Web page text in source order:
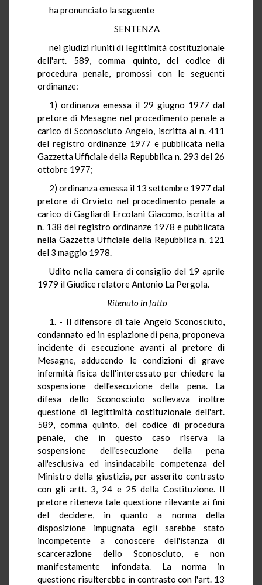
ha pronunciato la seguente
SENTENZA
nei giudizi riuniti di legittimità costituzionale
dell'art. 589, comma quinto, del codice di
procedura penale, promossi con le seguenti
ordinanze:
1) ordinanza emessa il 29 giugno 1977 dal
pretore di Mesagne nel procedimento penale a
carico di Sconosciuto Angelo, iscritta al n. 411
del registro ordinanze 1977 e pubblicata nella
Gazzetta Ufficiale della Repubblica n. 293 del 26
ottobre 1977;
2) ordinanza emessa il 13 settembre 1977 dal
pretore di Orvieto nel procedimento penale a
carico di Gagliardi Ercolani Giacomo, iscritta al
n. 138 del registro ordinanze 1978 e pubblicata
nella Gazzetta Ufficiale della Repubblica n. 121
del 3 maggio 1978.
Udito nella camera di consiglio del 19 aprile
1979 il Giudice relatore Antonio La Pergola.
Ritenuto in fatto
1. - Il difensore di tale Angelo Sconosciuto,
condannato ed in espiazione di pena, proponeva
incidente di esecuzione avanti al pretore di
Mesagne, adducendo le condizioni di grave
infermità fisica dell'interessato per chiedere la
sospensione dell'esecuzione della pena. La
difesa dello Sconosciuto sollevava inoltre
questione di legittimità costituzionale dell'art.
589, comma quinto, del codice di procedura
penale, che in questo caso riserva la
sospensione dell'esecuzione della pena
all'esclusiva ed insindacabile competenza del
Ministro della giustizia, per asserito contrasto
con gli artt. 3, 24 e 25 della Costituzione. Il
pretore riteneva tale questione rilevante ai fini
del decidere, in quanto a norma della
disposizione impugnata egli sarebbe stato
incompetente a conoscere dell'istanza di
scarcerazione dello Sconosciuto, e non
manifestamente infondata. La norma in
questione risulterebbe in contrasto con l'art. 13